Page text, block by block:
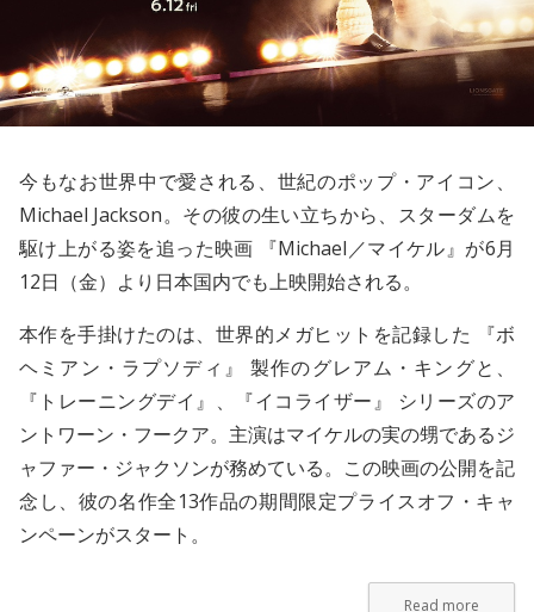
今もなお世界中で愛される、世紀のポップ・アイコン、
Michael Jackson。その彼の生い立ちから、スターダムを
駆け上がる姿を追った映画 『Michael／マイケル』が6月
12日（金）より日本国内でも上映開始される。
本作を手掛けたのは、世界的メガヒットを記録した 『ボ
ヘミアン・ラプソディ』 製作のグレアム・キングと、
『トレーニングデイ』、『イコライザー』 シリーズのア
ントワーン・フークア。主演はマイケルの実の甥であるジ
ャファー・ジャクソンが務めている。この映画の公開を記
念し、彼の名作全13作品の期間限定プライスオフ・キャ
ンペーンがスタート。
Read more